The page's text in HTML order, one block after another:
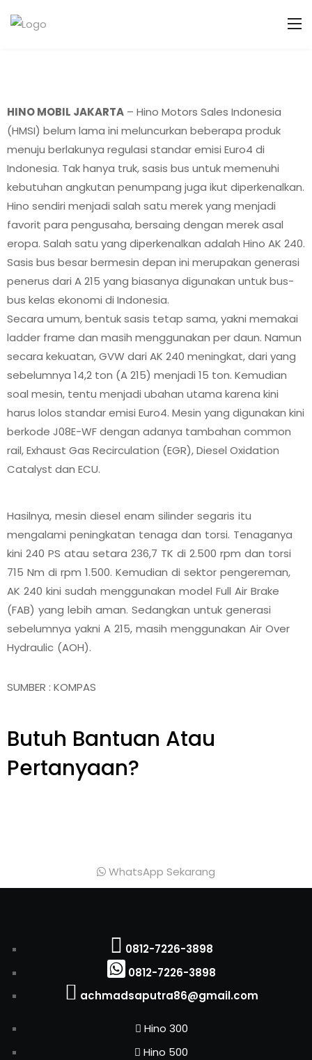
HINO MOBIL JAKARTA – Hino Motors Sales Indonesia
(HMSI) belum lama ini meluncurkan beberapa produk
menuju berlakunya regulasi standar emisi Euro4 di
Indonesia. Tak hanya truk, sasis bus untuk memenuhi
kebutuhan angkutan penumpang juga ikut diperkenalkan.
Hino sendiri menjadi salah satu merek yang menjadi
favorit para pengusaha, bersaing dengan merek asal
eropa. Salah satu yang diperkenalkan adalah Hino AK 240.
Sasis bus besar bermesin depan ini merupakan generasi
penerus dari A 215 yang biasanya digunakan untuk bus-
bus kelas ekonomi di Indonesia.
Secara umum, bentuk sasis tetap sama, yakni memakai
ladder frame dan masih menggunakan per daun. Namun
secara kekuatan, GVW dari AK 240 meningkat, dari yang
sebelumnya 14,2 ton (A 215) menjadi 15 ton. Kemudian
soal mesin, tentu menjadi ubahan utama karena kini
harus lolos standar emisi Euro4. Mesin yang digunakan kini
berkode J08E-WF dengan adanya tambahan common
rail, Exhaust Gas Recirculation (EGR), Diesel Oxidation
Catalyst dan ECU.
Hasilnya, mesin diesel enam silinder segaris itu
mengalami peningkatan tenaga dan torsi. Tenaganya
kini 240 PS atau setara 236,7 TK di 2.500 rpm dan torsi
715 Nm di rpm 1.500. Kemudian di sektor pengereman,
AK 240 kini sudah menggunakan model Full Air Brake
(FAB) yang lebih aman. Sedangkan untuk generasi
sebelumnya yakni A 215, masih menggunakan Air Over
Hydraulic (AOH).
SUMBER : KOMPAS
Butuh Bantuan Atau
Pertanyaan?
WhatsApp Sekarang
0812-7226-3898
0812-7226-3898
achmadsaputra86@gmail.com
Hino 300
Hino 500